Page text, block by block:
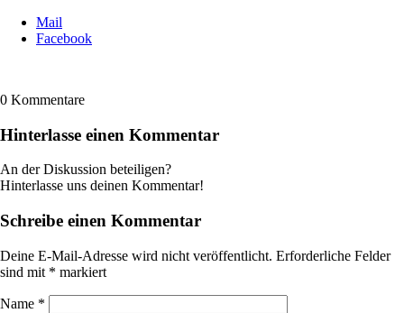
Mail
Facebook
0 Kommentare
Hinterlasse einen Kommentar
An der Diskussion beteiligen?
Hinterlasse uns deinen Kommentar!
Schreibe einen Kommentar
Deine E-Mail-Adresse wird nicht veröffentlicht. Erforderliche Felder
sind mit * markiert
Name *